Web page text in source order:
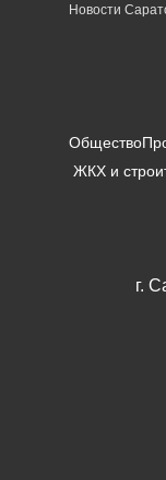
Новости
Общество
ЖКХ и
г.